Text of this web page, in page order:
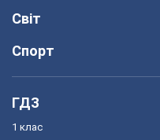
Світ
Спорт
ГДЗ
1 клас